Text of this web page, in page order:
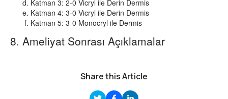
Katman 3: 2-0 Vicryl ile Derin Dermis
Katman 4: 3-0 Vicryl ile Derin Dermis
Katman 5: 3-0 Monocryl ile Dermis
8. Ameliyat Sonrası Açıklamalar
Share this Article